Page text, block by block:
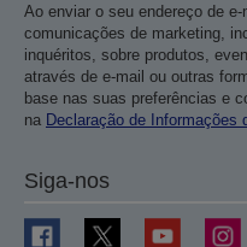
Ao enviar o seu endereço de
comunicações de marketing,
inquéritos, sobre produtos,
através de e-mail ou outras
base nas suas preferências e
na Declaração de Informações
Siga-nos